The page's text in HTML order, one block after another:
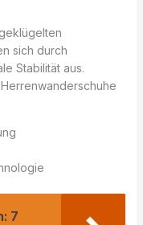
sich durch
Stabilität aus.
7